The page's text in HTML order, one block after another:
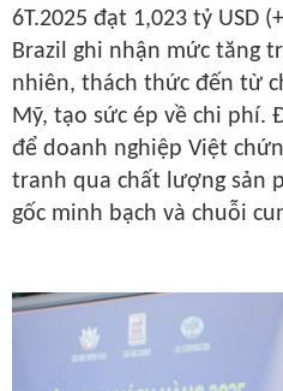
6T.2025 đạt 1,023 tỷ USD
Brazil ghi nhận mức tăng
nhiên, thách thức đến từ
Mỹ, tạo sức ép về chi phí.
để doanh nghiệp Việt
tranh qua chất lượng sản
gốc minh bạch và chuỗi